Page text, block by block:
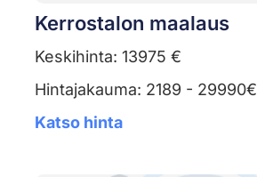
Kerrostalon maalaus
Keskihinta: 13975 €
Hintajakauma: 2189 - 29990€
Katso hinta